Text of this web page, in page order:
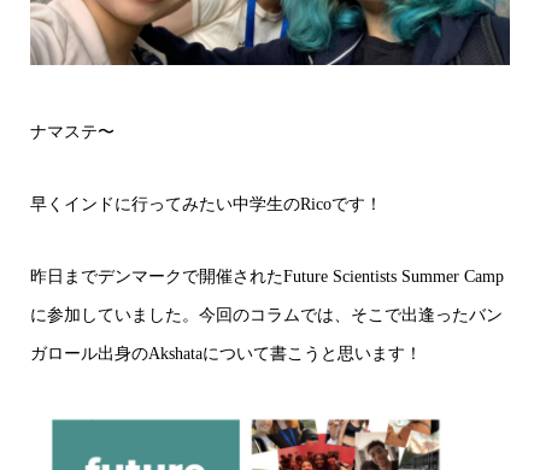
ナマステ〜
早くインドに行ってみたい中学生のRicoです！
昨日までデンマークで開催されたFuture Scientists Summer Camp
に参加していました。今回のコラムでは、そこで出逢ったバン
ガロール出身のAkshataについて書こうと思います！